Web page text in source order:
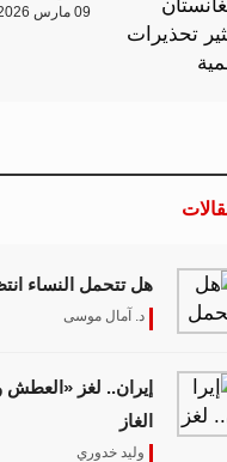
09 مارس 2026 - 14:09
هل تتحمل النساء انتظارَ 286
د. آمال موسى
إيران.. لغز «العطش
الغاز
وليد خدوري